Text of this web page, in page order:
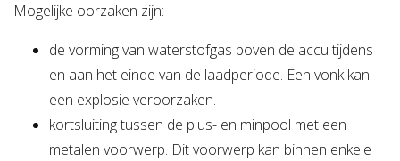
Mogelijke oorzaken zijn:
de vorming van waterstofgas boven de accu tijdens
en aan het einde van de laadperiode. Een vonk kan
een explosie veroorzaken.
kortsluiting tussen de plus- en minpool met een
metalen voorwerp. Dit voorwerp kan binnen enkele